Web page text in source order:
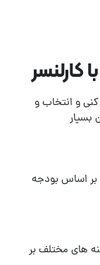
کنی و انتخاب و
بسپار
بر اساس بودجه
های مختلف بر